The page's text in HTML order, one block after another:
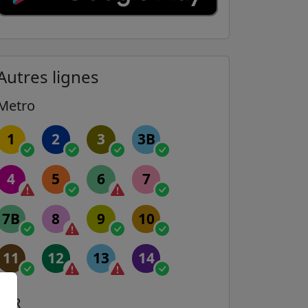
lignes
1 2 3 3B
4 5 6 7
7B 8 9 10
11 12 13 14
RER